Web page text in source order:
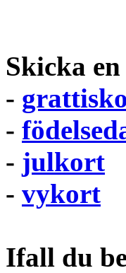
Skicka
-
-
- julkort
- vykort
Ifall du